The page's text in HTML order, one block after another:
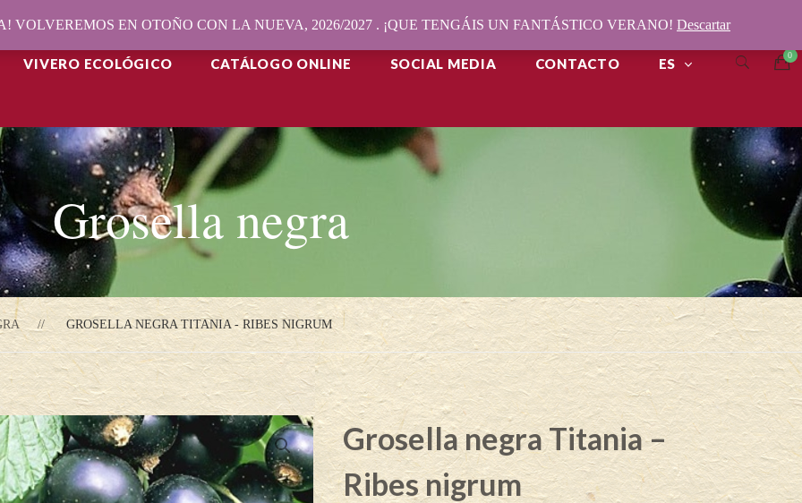
VIVERO ECOLÓGICO CATÁLOGO ONLINE SOCIAL MEDIA CONTACTO ES
Grosella negra
GROSELLA NEGRA TITANIA - RIBES NIGRUM
Grosella negra Titania –
Ribes nigrum
VOLVEREMOS EN OTOÑO CON LA NUEVA, 2026/2027 . ¡QUE TENGÁIS UN FANTÁSTICO VERANO! Descartar